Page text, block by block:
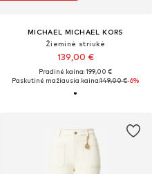
MICHAEL MICHAEL KORS
Žieminė striukė
139,00 €
Pradinė kaina: 199,00 €
Paskutinė mažiausia kaina:149,00 €-6%